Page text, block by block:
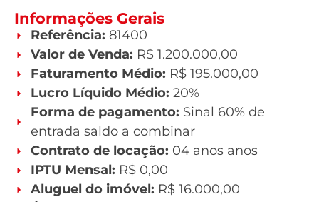
Informações Gerais
Referência: 81400
Valor de Venda: R$ 1.200.000,00
Faturamento Médio: R$ 195.000,00
Lucro Líquido Médio: 20%
Forma de pagamento: Sinal 60% de
entrada saldo a combinar
Contrato de locação: 04 anos anos
IPTU Mensal: R$ 0,00
Aluguel do imóvel: R$ 16.000,00